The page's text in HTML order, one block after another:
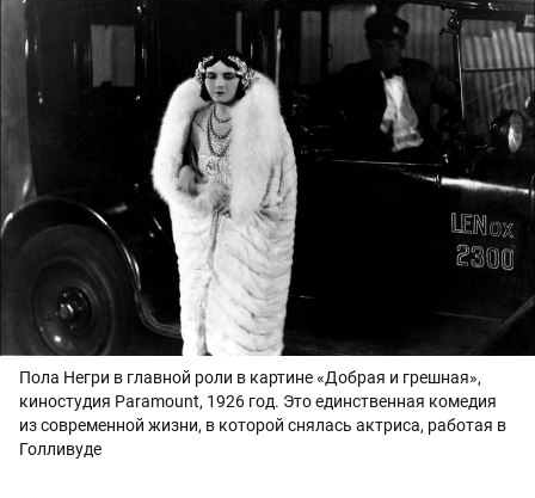
Пола Негри в главной роли в картине «Добрая и грешная»,
киностудия Paramount, 1926 год. Это единственная комедия
из современной жизни, в которой снялась актриса, работая в
Голливуде